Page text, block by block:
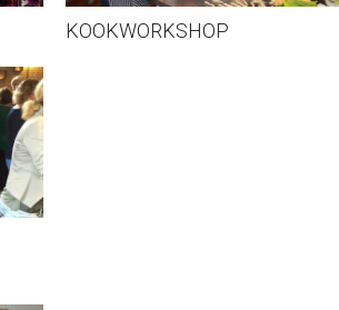
KOOKWORKSHOP